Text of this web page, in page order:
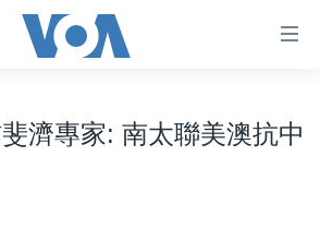
濟專家: 南太聯美澳抗中